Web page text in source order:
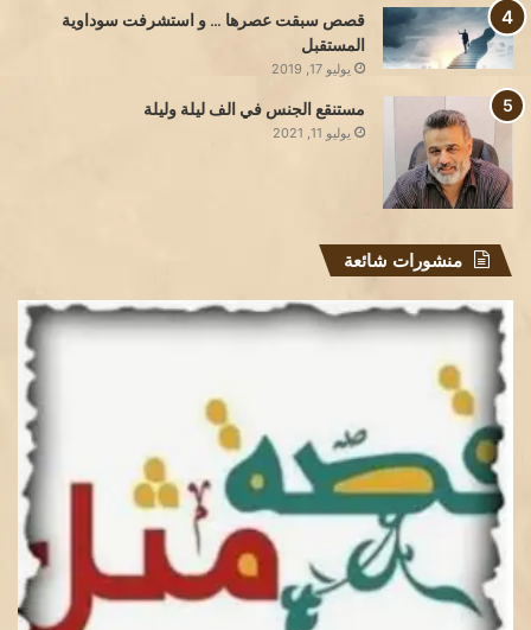
قصص سبقت عصرها … و استشرفت سوداوية
المستقبل
يوليو 17, 2019
مستنقع الجنس في الف ليلة وليلة
يوليو 11, 2021
منشورات شائعة